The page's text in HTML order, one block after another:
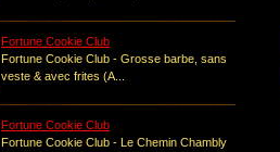
Fortune Cookie Club
Fortune Cookie Club - Grosse barbe, sans
veste & avec frites (A...
Fortune Cookie Club
Fortune Cookie Club - Le Chemin Chambly